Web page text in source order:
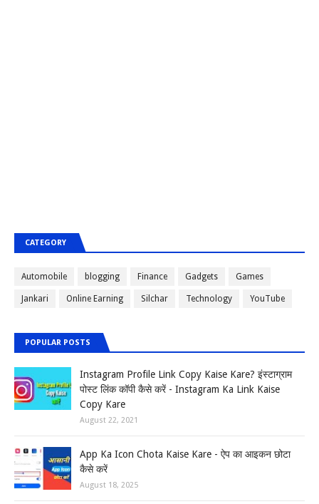
CATEGORY
Automobile blogging Finance Gadgets Games
Jankari Online Earning Silchar Technology YouTube
POPULAR POSTS
Instagram Profile Link Copy Kaise Kare? इंस्टाग्राम
पोस्ट लिंक कॉपी कैसे करें - Instagram Ka Link Kaise
Copy Kare
August 22, 2021
App Ka Icon Chota Kaise Kare - ऐप का आइकन छोटा
कैसे करें
August 18, 2025